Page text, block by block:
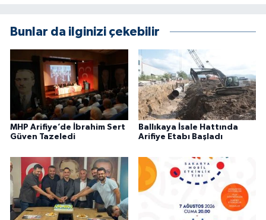
Bunlar da ilginizi çekebilir
MHP Arifiye’de İbrahim Sert
Güven Tazeledi
Ballıkaya İsale Hattında
Arifiye Etabı Başladı